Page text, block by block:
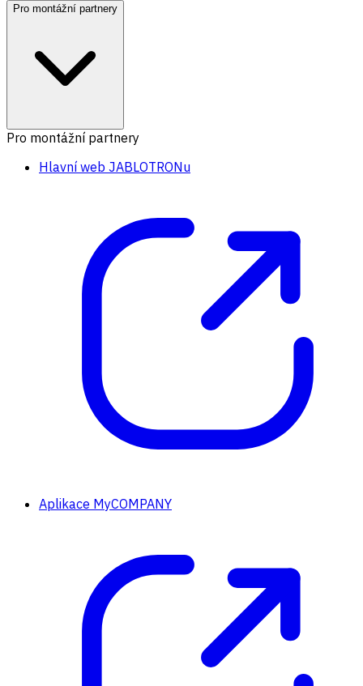
Pro montážní partnery
Pro montážní partnery
Hlavní web JABLOTRONu
Aplikace MyCOMPANY